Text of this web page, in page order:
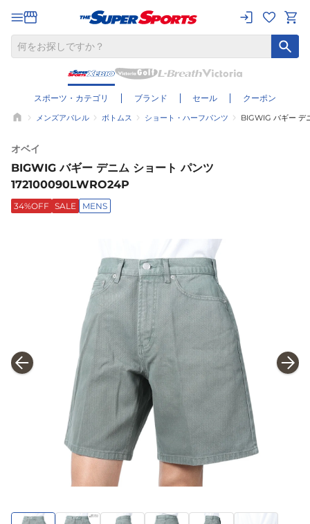
スポーツ・カテゴリ ブランド セール クーポン
メンズアパレル ボトムス ショート・ハーフパンツ BIGWIG バギー デ
オベイ
BIGWIG バギー デニム ショート パンツ
172100090LWRO24P
34%OFF SALE MENS